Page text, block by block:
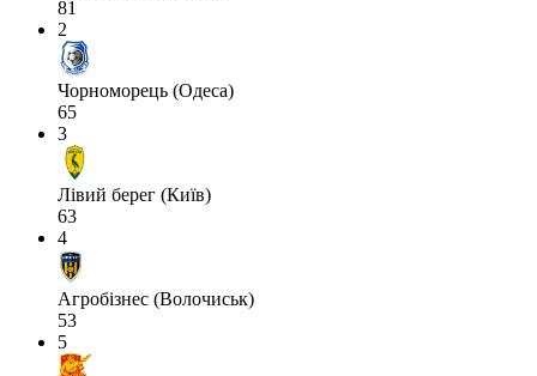
81
2
Чорноморець (Одеса)
65
3
Лівий берег (Київ)
63
4
Агробізнес (Волочиськ)
53
5